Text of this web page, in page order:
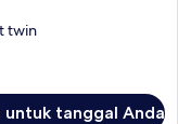
twin
untuk tanggal Anda